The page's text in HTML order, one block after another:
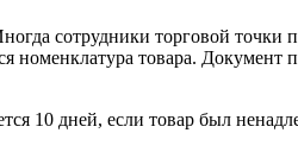
сотрудники торговой
номенклатура товара. Документ
10 дней, если товар был